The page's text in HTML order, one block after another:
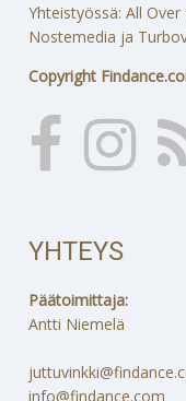
Yhteistyössä: All
Nostemedia ja
Copyright
YHTEYS
Päätoimittaja:
Antti Niemelä
info@findance.com